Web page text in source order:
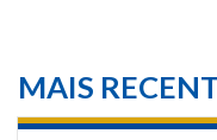
MAIS